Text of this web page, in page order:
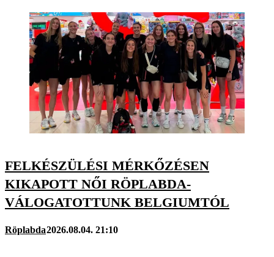
FELKÉSZÜLÉSI MÉRKŐZÉSEN
KIKAPOTT NŐI RÖPLABDA-
VÁLOGATOTTUNK BELGIUMTÓL
Röplabda2026.08.04. 21:10